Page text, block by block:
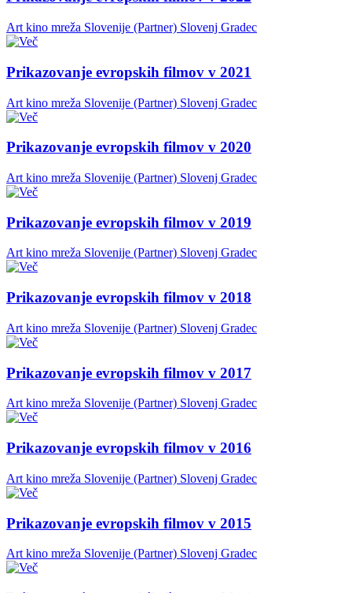
Art kino mreža Slovenije (Partner) Slovenj Gradec
Prikazovanje evropskih filmov v 2021
Art kino mreža Slovenije (Partner) Slovenj Gradec
Prikazovanje evropskih filmov v 2020
Art kino mreža Slovenije (Partner) Slovenj Gradec
Prikazovanje evropskih filmov v 2019
Art kino mreža Slovenije (Partner) Slovenj Gradec
Prikazovanje evropskih filmov v 2018
Art kino mreža Slovenije (Partner) Slovenj Gradec
Prikazovanje evropskih filmov v 2017
Art kino mreža Slovenije (Partner) Slovenj Gradec
Prikazovanje evropskih filmov v 2016
Art kino mreža Slovenije (Partner) Slovenj Gradec
Prikazovanje evropskih filmov v 2015
Art kino mreža Slovenije (Partner) Slovenj Gradec